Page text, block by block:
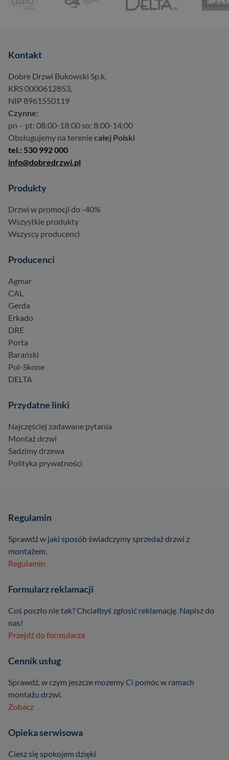
Kontakt
Dobre Drzwi Bukowski Sp.k.
KRS 0000612853,
NIP 8961550119
Czynne:
pn – pt: 08:00-18:00 so: 8:00-14:00
Obsługujemy na tereniecałej Polski
tel.: 530 992 000
info@dobredrzwi.pl
Produkty
Drzwi w promocji do -40%
Wszystkie produkty
Wszyscy producenci
Producenci
Agmar
CAL
Gerda
Erkado
DRE
Porta
Barański
Pol-Skone
DELTA
Przydatne linki
Najczęściej zadawane pytania
Montaż drzwi
Sadzimy drzewa
Polityka prywatności
Regulamin
Sprawdź w jaki sposób świadczymy sprzedaż drzwi z
montażem.
Regulamin
Formularz reklamacji
Coś poszło nie tak? Chciałbyś zgłosić reklamację. Napisz do
nas!
Przejdź do formularza
Cennik usług
Sprawdź, w czym jeszcze mozemy Ci pomóc w ramach
montażu drzwi.
Zobacz
Opieka serwisowa
Ciesz się spokojem dzięki